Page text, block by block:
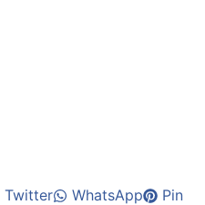
Twitter WhatsApp
Pin